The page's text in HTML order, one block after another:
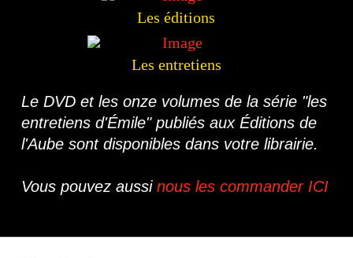
Les éditions
Les entretiens
Le DVD et les onze volumes de la série "les
entretiens d'Émile" publiés aux Éditions de
l'Aube sont disponibles dans votre librairie.
Vous pouvez aussi nous les commander ICI